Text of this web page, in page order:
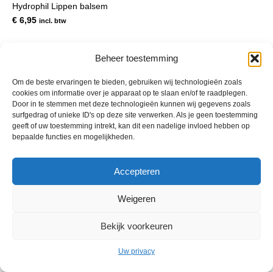
Beheer toestemming
Om de beste ervaringen te bieden, gebruiken wij technologieën zoals
cookies om informatie over je apparaat op te slaan en/of te raadplegen.
Door in te stemmen met deze technologieën kunnen wij gegevens zoals
surfgedrag of unieke ID's op deze site verwerken. Als je geen toestemming
geeft of uw toestemming intrekt, kan dit een nadelige invloed hebben op
bepaalde functies en mogelijkheden.
Accepteren
Weigeren
Bekijk voorkeuren
Uw privacy
Hydrophil Lippen balsem
€ 6,95 incl. btw
© 2013 - 2026 De Duurzame Tuin KvK Gouda 29029262 - BTW nr
NL001968744B76 Hosting: